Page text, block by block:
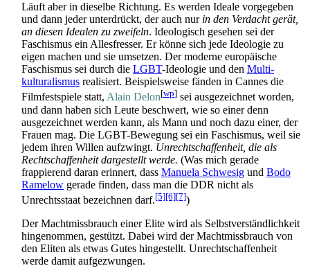
Läuft aber in dieselbe Richtung. Es werden Ideale vorgegeben
und dann jeder unterdrückt, der auch nur in den Verdacht gerät,
an diesen Idealen zu zweifeln. Ideologisch gesehen sei der
Faschismus ein Allesfresser. Er könne sich jede Ideologie zu
eigen machen und sie umsetzen. Der moderne europäische
Faschismus sei durch die LGBT-Ideologie und den Multi­
kulturalismus realisiert. Beispielsweise fänden in Cannes die
Film­festspiele statt, Alain Delon[wp] sei ausgezeichnet worden,
und dann haben sich Leute beschwert, wie so einer denn
ausgezeichnet werden kann, als Mann und noch dazu einer, der
Frauen mag. Die LGBT-Bewegung sei ein Faschismus, weil sie
jedem ihren Willen aufzwingt. Unrecht­schaffenheit, die als
Recht­schaffenheit dargestellt werde. (Was mich gerade
frappierend daran erinnert, dass Manuela Schwesig und Bodo
Ramelow gerade finden, dass man die DDR nicht als
Unrechtsstaat bezeichnen darf.[5][6][7])
Der Machtmissbrauch einer Elite wird als Selbst­verständlich­keit
hingenommen, gestützt. Dabei wird der Machtmissbrauch von
den Eliten als etwas Gutes hingestellt. Unrecht­schaffenheit
werde damit aufgezwungen.